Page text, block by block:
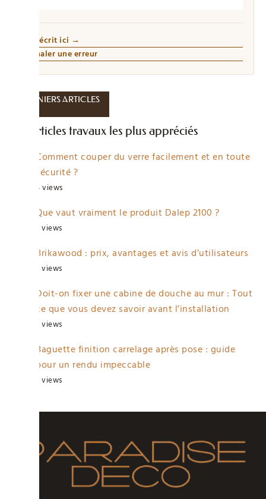
Qui écrit ici →
Signaler une erreur
DERNIERS ARTICLES
Les articles travaux les plus appréciés
Comment couper du verre facilement et en toute
sécurité ?
4 views
Que vaut vraiment le produit Dalep 2100 ?
3 views
Brikawood : prix, avantages et avis d’utilisateurs
2 views
Doit-on fixer une cabine de douche au mur : Tout
ce que vous devez savoir avant l’installation
2 views
Baguette finition carrelage après pose : guide
pour un rendu impeccable
2 views